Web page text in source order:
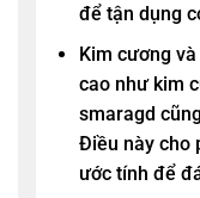
để tận dụng
Kim cương
cao như kim
smaragd
Điều này cho
ước tính để